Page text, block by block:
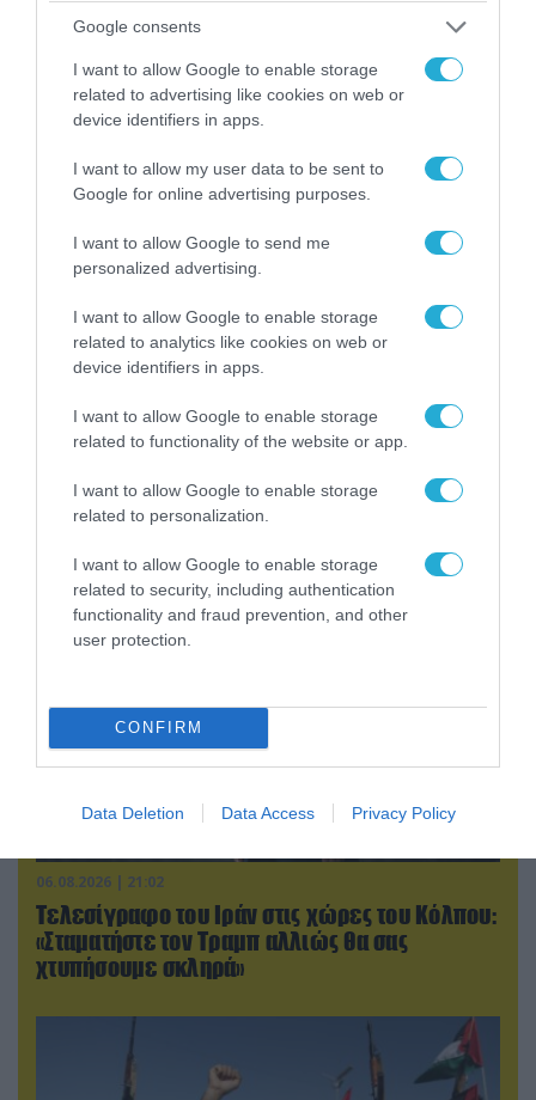
Google consents
I want to allow Google to enable storage
related to advertising like cookies on web or
device identifiers in apps.
I want to allow my user data to be sent to
Google for online advertising purposes.
I want to allow Google to send me
personalized advertising.
I want to allow Google to enable storage
related to analytics like cookies on web or
device identifiers in apps.
I want to allow Google to enable storage
related to functionality of the website or app.
I want to allow Google to enable storage
related to personalization.
I want to allow Google to enable storage
related to security, including authentication
functionality and fraud prevention, and other
user protection.
CONFIRM
Data Deletion Data Access Privacy Policy
Τουρκικά οπλισμένα F-16 «συνεπλάκησαν» με
ελληνικά μαχητικά στο Αιγαίο
07.08.2026 | 16:02
Φορτηγό μεταφέρει πτερύγιο
ανεμογεννήτριας αλλά… το δυσκολεύουν τα
06.08.2026 | 21:02
Τελεσίγραφο του Ιράν στις χώρες του Κόλπου:
«Σταματήστε τον Τραμπ αλλιώς θα σας
χτυπήσουμε σκληρά»